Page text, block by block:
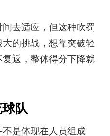
去适应，但这种吹罚
的挑战，想靠突破轻
返，整体得分下降就
队
是体现在人员组成